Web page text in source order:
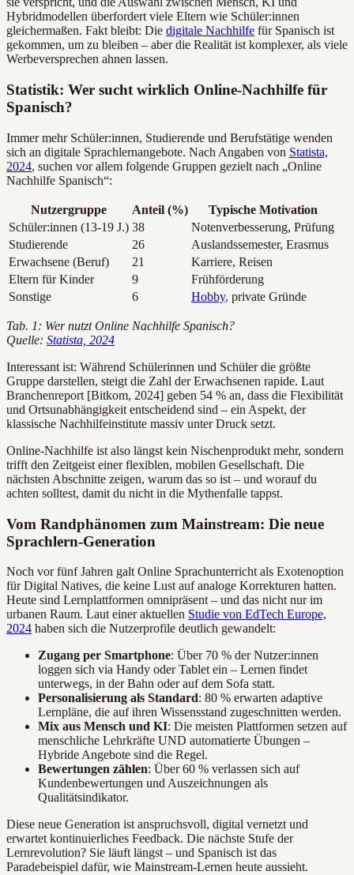
Hybridmodellen überfordert viele Eltern wie Schüler:innen
gleichermaßen. Fakt bleibt: Die digitale Nachhilfe für Spanisch ist
gekommen, um zu bleiben – aber die Realität ist komplexer, als viele
Werbeversprechen ahnen lassen.
Statistik: Wer sucht wirklich Online-Nachhilfe für
Spanisch?
Immer mehr Schüler:innen, Studierende und Berufstätige wenden
sich an digitale Sprachlernangebote. Nach Angaben von Statista,
2024, suchen vor allem folgende Gruppen gezielt nach „Online
Nachhilfe Spanisch“:
Nutzergruppe Anteil (%)
Typische Motivation
Schüler:innen (13-19 J.) 38
Notenverbesserung, Prüfung
Studierende
26
Auslandssemester, Erasmus
Erwachsene (Beruf)
21
Karriere, Reisen
Eltern für Kinder
9
Frühförderung
Sonstige
6 Hobby, private Gründe
Tab. 1: Wer nutzt Online Nachhilfe Spanisch?
Quelle: Statista, 2024
Interessant ist: Während Schülerinnen und Schüler die größte
Gruppe darstellen, steigt die Zahl der Erwachsenen rapide. Laut
Branchenreport [Bitkom, 2024] geben 54 % an, dass die Flexibilität
und Ortsunabhängigkeit entscheidend sind – ein Aspekt, der
klassische Nachhilfeinstitute massiv unter Druck setzt.
Online-Nachhilfe ist also längst kein Nischenprodukt mehr, sondern
trifft den Zeitgeist einer flexiblen, mobilen Gesellschaft. Die
nächsten Abschnitte zeigen, warum das so ist – und worauf du
achten solltest, damit du nicht in die Mythenfalle tappst.
Vom Randphänomen zum Mainstream: Die neue
Sprachlern-Generation
Noch vor fünf Jahren galt Online Sprachunterricht als Exotenoption
für Digital Natives, die keine Lust auf analoge Korrekturen hatten.
Heute sind Lernplattformen omnipräsent – und das nicht nur im
urbanen Raum. Laut einer aktuellen Studie von EdTech Europe,
2024 haben sich die Nutzerprofile deutlich gewandelt:
Zugang per Smartphone: Über 70 % der Nutzer:innen
loggen sich via Handy oder Tablet ein – Lernen findet
unterwegs, in der Bahn oder auf dem Sofa statt.
Personalisierung als Standard: 80 % erwarten adaptive
Lernpläne, die auf ihren Wissensstand zugeschnitten werden.
Mix aus Mensch und KI: Die meisten Plattformen setzen auf
menschliche Lehrkräfte UND automatierte Übungen –
Hybride Angebote sind die Regel.
Bewertungen zählen: Über 60 % verlassen sich auf
Kundenbewertungen und Auszeichnungen als
Qualitätsindikator.
Diese neue Generation ist anspruchsvoll, digital vernetzt und
erwartet kontinuierliches Feedback. Die nächste Stufe der
Lernrevolution? Sie läuft längst – und Spanisch ist das
Paradebeispiel dafür, wie Mainstream-Lernen heute aussieht.